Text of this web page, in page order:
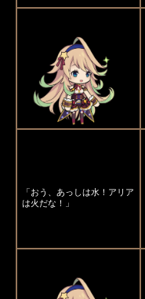
「おう、あっしは水！アリア
は火だな！」